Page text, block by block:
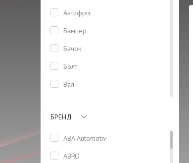
Антифріз
Бампер
Бачок
Болт
Вал
Генератор
Герметик
Датчик
БРЕНД
ABA Automotiv
ABRO